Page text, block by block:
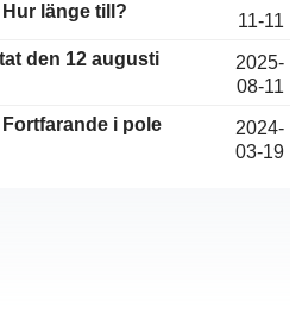
länge till?
11-11
den 12 augusti
2025-
08-11
i pole
2024-
03-19